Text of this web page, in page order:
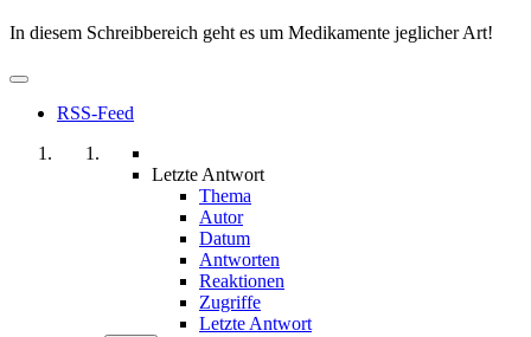
In diesem Schreibbereich geht es um Medikamente jeglicher Art!
RSS-Feed
Letzte Antwort
Thema
Autor
Datum
Antworten
Reaktionen
Zugriffe
Letzte Antwort